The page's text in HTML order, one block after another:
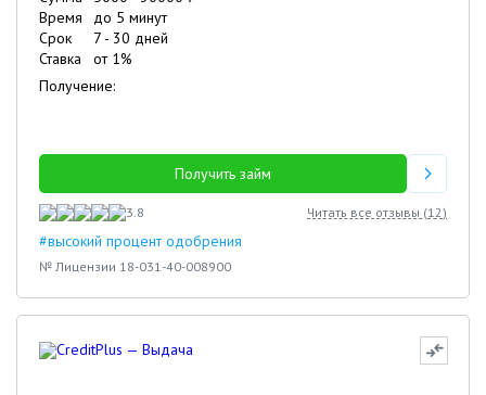
Время
до 5 минут
Срок
7 - 30 дней
Ставка
от 1%
Получение:
Получить займ
3.8 Читать все отзывы (12)
#высокий процент одобрения
№ Лицензии 18-031-40-008900